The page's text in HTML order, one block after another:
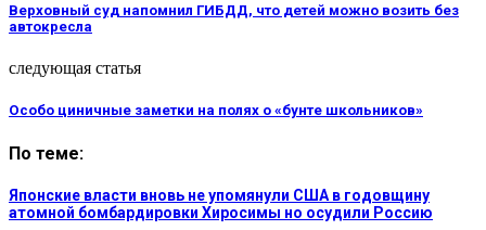
Верховный суд напомнил ГИБДД, что детей можно возить без
автокресла
следующая статья
Особо циничные заметки на полях о «бунте школьников»
По теме:
Японские власти вновь не упомянули США в годовщину
атомной бомбардировки Хиросимы но осудили Россию